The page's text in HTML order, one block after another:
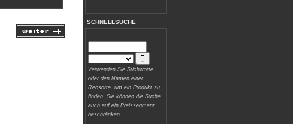
SCHNELLSUCHE
Verwenden Sie Stichworte
oder den Namen einer
Rebsorte, um ein Produkt zu
finden. Sie können die Suche
auch auf ein Preissegment
beschränken.